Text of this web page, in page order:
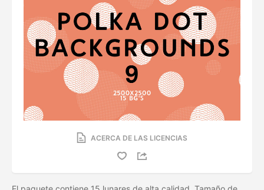
ACERCA DE LAS LICENCIAS